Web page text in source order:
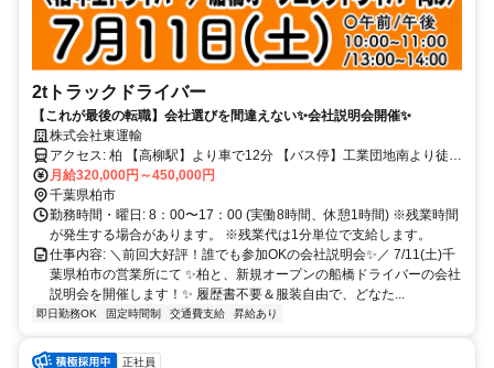
2tトラックドライバー
【これが最後の転職】会社選びを間違えない✨会社説明会開催✨
株式会社東運輸
アクセス: 柏 【高柳駅】より車で12分 【バス停】工業団地南より徒歩
4分 ◆車・バイク通勤ＯＫ
月給320,000円～450,000円
千葉県柏市
勤務時間・曜日: 8：00〜17：00 (実働8時間、休憩1時間) ※残業時間
が発生する場合があります。 ※残業代は1分単位で支給します。
仕事内容: ＼前回大好評！誰でも参加OKの会社説明会✨／ 7/11(土)千
葉県柏市の営業所にて ✨柏と、新規オープンの船橋ドライバーの会社
説明会を開催します！✨ 履歴書不要＆服装自由で、どなた...
即日勤務OK 固定時間制 交通費支給 昇給あり
正社員